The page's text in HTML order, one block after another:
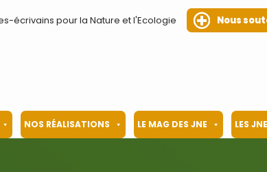
écrivains pour la Nature et l'Ecologie Nous
NOS RÉALISATIONS LE MAG DES JNE LES